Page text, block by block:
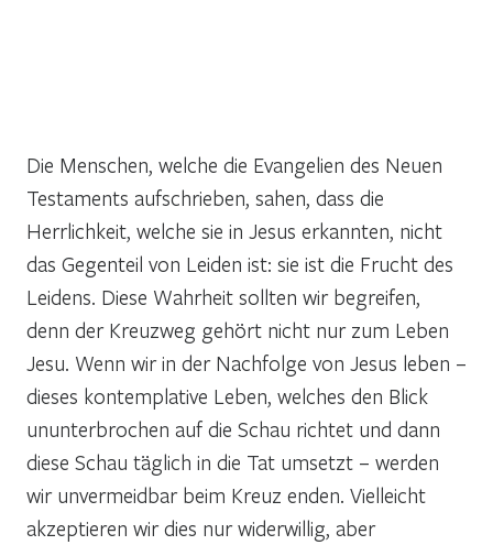
Die Menschen, welche die Evangelien des Neuen
Testaments aufschrieben, sahen, dass die
Herrlichkeit, welche sie in Jesus erkannten, nicht
das Gegenteil von Leiden ist: sie ist die Frucht des
Leidens. Diese Wahrheit sollten wir begreifen,
denn der Kreuzweg gehört nicht nur zum Leben
Jesu. Wenn wir in der Nachfolge von Jesus leben –
dieses kontemplative Leben, welches den Blick
ununterbrochen auf die Schau richtet und dann
diese Schau täglich in die Tat umsetzt – werden
wir unvermeidbar beim Kreuz enden. Vielleicht
akzeptieren wir dies nur widerwillig, aber